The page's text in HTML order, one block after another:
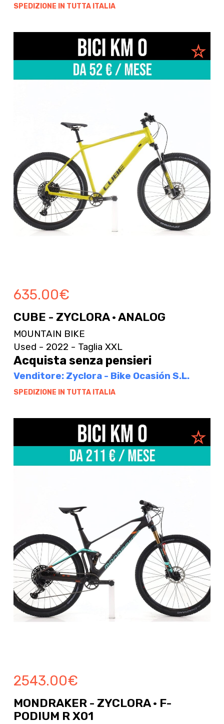
SPEDIZIONE IN TUTTA ITALIA
635.00€
CUBE - ZYCLORA · ANALOG
MOUNTAIN BIKE
Used - 2022 - Taglia XXL
Acquista senza pensieri
Venditore: Zyclora - Bike Ocasión S.L.
SPEDIZIONE IN TUTTA ITALIA
2543.00€
MONDRAKER - ZYCLORA · F-
PODIUM R X01